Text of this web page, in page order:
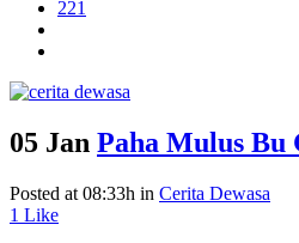
221
05 Jan Paha Mulus Bu
Posted at 08:33h in Cerita Dewasa
1 Like